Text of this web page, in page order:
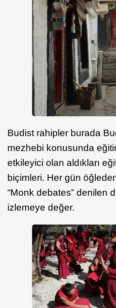
Budist rahipler burada
mezhebi konusunda
etkileyici olan aldıkları
biçimleri. Her gün
“Monk debates” denilen
izlemeye değer.